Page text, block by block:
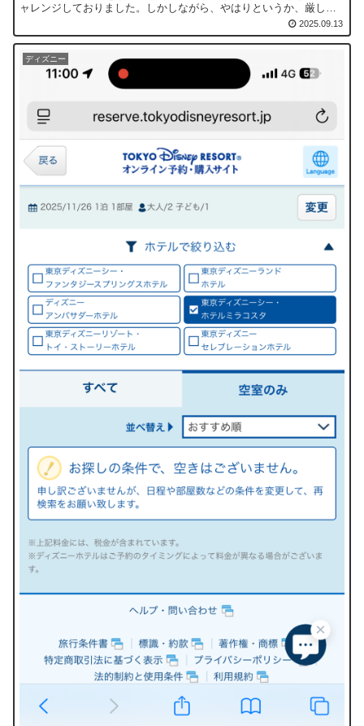
ャレンジしておりました。しかしながら、やはりというか、厳しい
戦いで全く予約を取ることはむずしかったです。ということで、...
2025.09.13
ディズニー